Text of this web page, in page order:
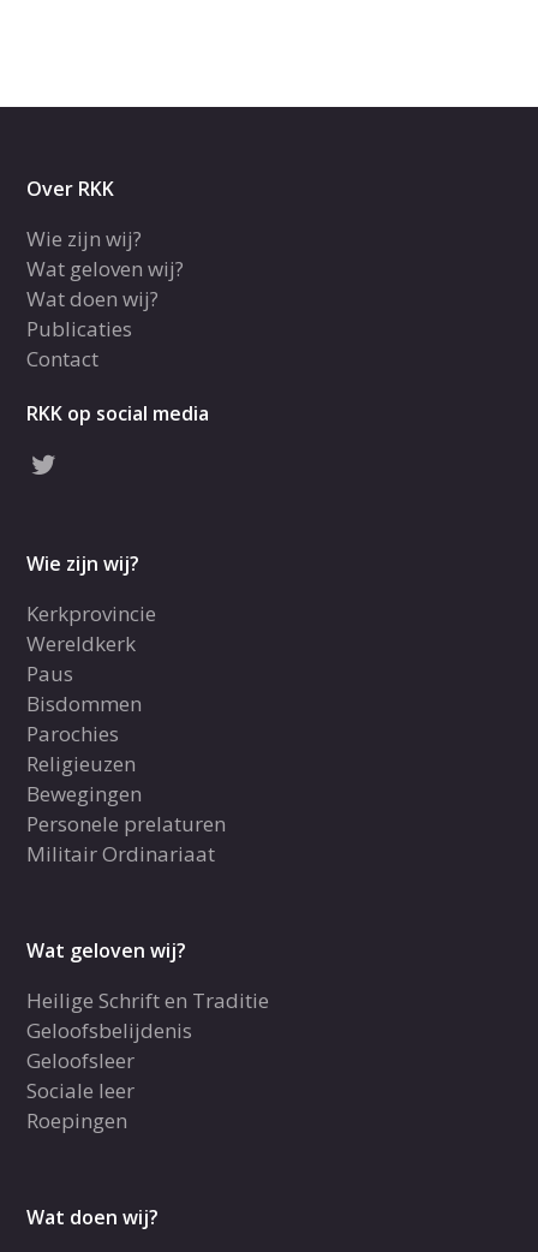
Over RKK
Wie zijn wij?
Wat geloven wij?
Wat doen wij?
Publicaties
Contact
RKK op social media
Wie zijn wij?
Kerkprovincie
Wereldkerk
Paus
Bisdommen
Parochies
Religieuzen
Bewegingen
Personele prelaturen
Militair Ordinariaat
Wat geloven wij?
Heilige Schrift en Traditie
Geloofsbelijdenis
Geloofsleer
Sociale leer
Roepingen
Wat doen wij?